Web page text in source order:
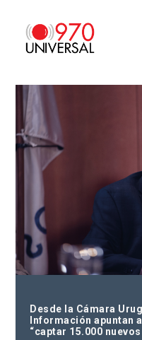
Desde la Cámara
Información apuntan
“captar 15.000